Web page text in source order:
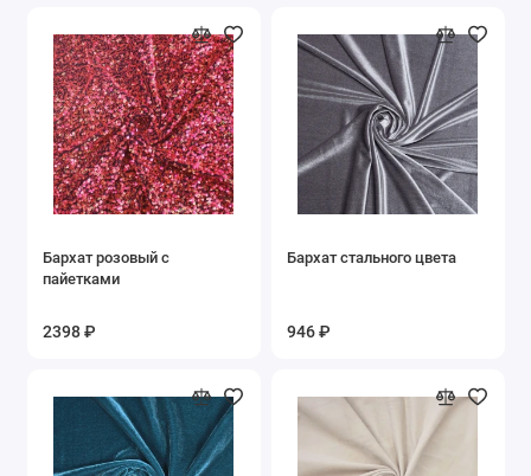
Портьерная
Сатин
Сетки
Стеклярус Бисер
Тафта
Бархат розовый с
пайетками
2398 ₽
Бархат стального цвета
946 ₽